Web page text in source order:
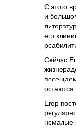
С этого
и
его
Сейчас
Егор
немалые